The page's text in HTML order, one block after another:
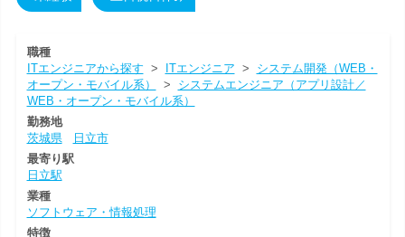
職種
ITエンジニアから探す > ITエンジニア > システム開発（WEB・
オープン・モバイル系）
> システムエンジニア（アプリ設計／
WEB・オープン・モバイル系）
勤務地
茨城県
日立市
最寄り駅
日立駅
業種
ソフトウェア・情報処理
特徴